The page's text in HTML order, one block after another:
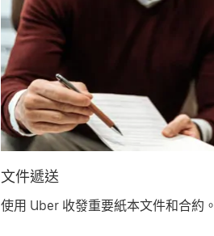
文件遞送
使用 Uber 收發重要紙本文件和合約。